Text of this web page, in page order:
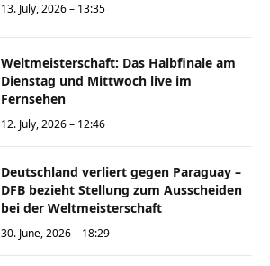
13. July, 2026 – 13:35
Weltmeisterschaft: Das Halbfinale am
Dienstag und Mittwoch live im
Fernsehen
12. July, 2026 – 12:46
Deutschland verliert gegen Paraguay –
DFB bezieht Stellung zum Ausscheiden
bei der Weltmeisterschaft
30. June, 2026 – 18:29